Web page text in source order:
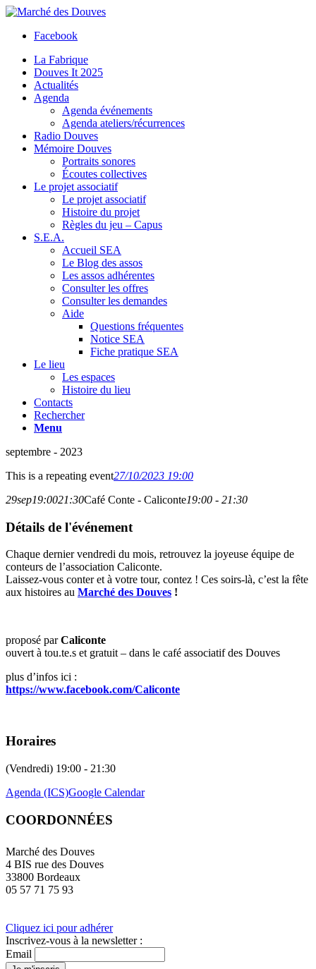
Facebook
La Fabrique
Douves It 2025
Actualités
Agenda
Agenda événements
Agenda ateliers/récurrences
Radio Douves
Mémoire Douves
Portraits sonores
Écoutes collectives
Le projet associatif
Le projet associatif
Histoire du projet
Règles du jeu – Capus
S.E.A.
Accueil SEA
Le Blog des assos
Les assos adhérentes
Consulter les offres
Consulter les demandes
Aide
Questions fréquentes
Notice SEA
Fiche pratique SEA
Le lieu
Les espaces
Histoire du lieu
Contacts
Rechercher
Menu
septembre - 2023
This is a repeating event27/10/2023 19:00
29sep19:0021:30Café Conte - Caliconte19:00 - 21:30
Détails de l'événement
Chaque dernier vendredi du mois, retrouvez la joyeuse équipe de
conteurs de l’association Caliconte.
Laissez-vous conter et à votre tour, contez ! Ces soirs-là, c’est la fête
aux histoires au Marché des Douves !
proposé parCaliconte
ouvert à tou.te.s et gratuit – dans le café associatif des Douves
plus d’infos ici :
https://www.facebook.com/Caliconte
Horaires
(Vendredi) 19:00 - 21:30
Agenda (ICS)Google Calendar
COORDONNÉES
Marché des Douves
4 BIS rue des Douves
33800 Bordeaux
05 57 71 75 93
Cliquez ici pour adhérer
Inscrivez-vous à la newsletter :
Email